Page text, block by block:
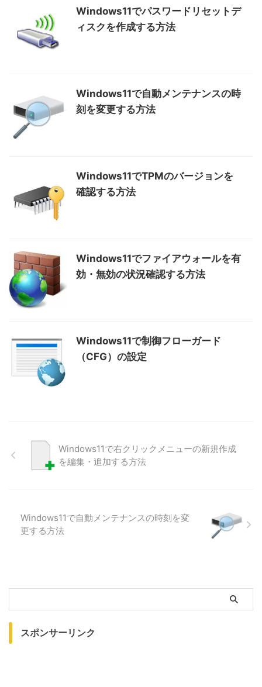
Windows11でパスワードリセットデ
ィスクを作成する方法
Windows11で自動メンテナンスの時
刻を変更する方法
Windows11でTPMのバージョンを
確認する方法
Windows11でファイアウォールを有
効・無効の状況確認する方法
Windows11で制御フローガード
（CFG）の設定
Windows11で右クリックメニューの新規作成
を編集・追加する方法
Windows11で自動メンテナンスの時刻を変
更する方法
スポンサーリンク